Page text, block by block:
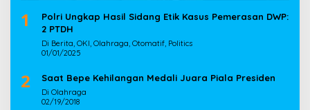
1
Polri Ungkap Hasil Sidang Etik Kasus Pemerasan DWP:
2 PTDH
Di Berita, OKI, Olahraga, Otomatif, Politics
01/01/2025
2 Saat Bepe Kehilangan Medali Juara Piala Presiden
Di Olahraga
02/19/2018